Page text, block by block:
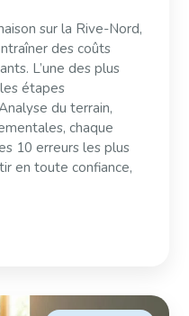
sur la Rive-Nord,
des coûts
L’une des plus
étapes
du terrain,
chaque
10 erreurs les plus
en toute confiance,